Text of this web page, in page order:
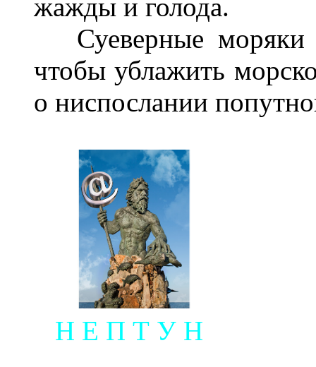
жажды и голода.
Суеверные моряки
чтобы ублажить
о ниспослании
Н Е П Т У Н